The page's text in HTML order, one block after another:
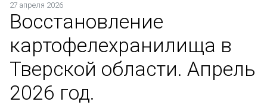
27 апреля 2026
Восстановление
картофелехранилища в
Тверской области. Апрель
2026 год.